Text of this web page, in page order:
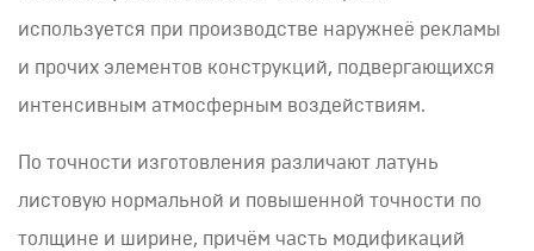
используется при производстве наружнеё рекламы
и прочих элементов конструкций, подвергающихся
интенсивным атмосферным воздействиям.
По точности изготовления различают латунь
листовую нормальной и повышенной точности по
толщине и ширине, причём часть модификаций